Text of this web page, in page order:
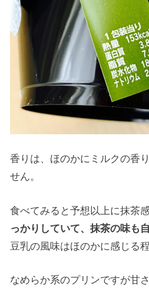
香りは、ほのかにミルクの香
せん。
食べてみると予想以上に抹茶
っかりしていて、抹茶の味も
豆乳の風味はほのかに感じる程
なめらか系のプリンですが甘